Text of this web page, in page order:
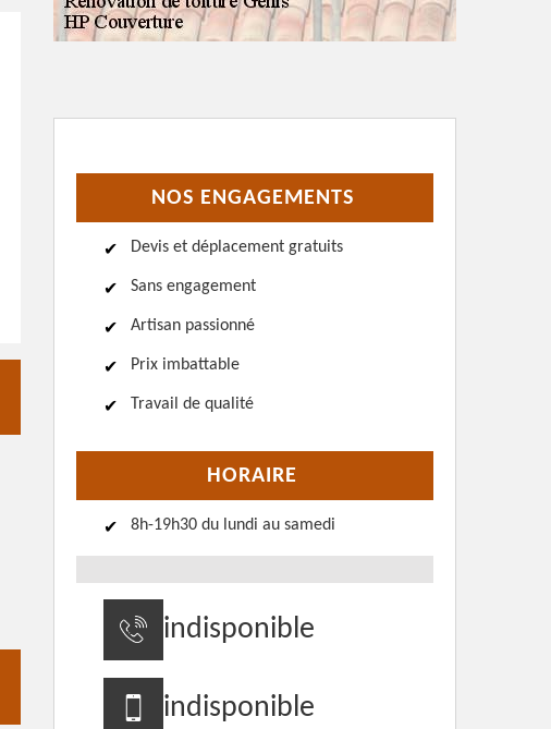
NOS ENGAGEMENTS
Devis et déplacement gratuits
Sans engagement
Artisan passionné
Prix imbattable
Travail de qualité
HORAIRE
8h-19h30 du lundi au samedi
indisponible
indisponible